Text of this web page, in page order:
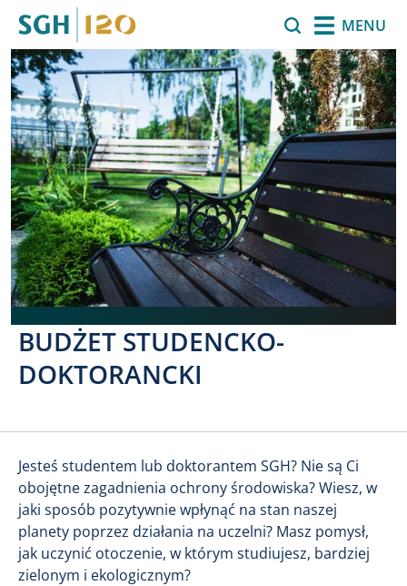
MENU
BUDŻET STUDENCKO-
DOKTORANCKI
Jesteś studentem lub doktorantem SGH? Nie są Ci
obojętne zagadnienia ochrony środowiska? Wiesz, w
jaki sposób pozytywnie wpłynąć na stan naszej
planety poprzez działania na uczelni? Masz pomysł,
jak uczynić otoczenie, w którym studiujesz, bardziej
zielonym i ekologicznym?